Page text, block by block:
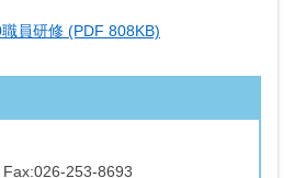
員研修 (PDF 808KB)
Fax:026-253-8693